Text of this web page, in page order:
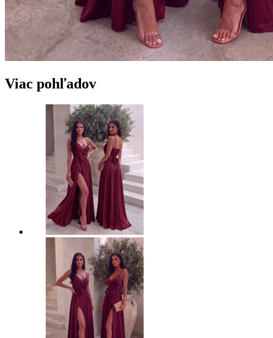
Viac pohľadov